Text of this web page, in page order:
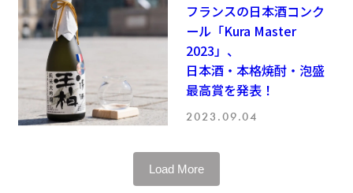
フランスの日本酒コンク
ール「Kura Master
2023」、
日本酒・本格焼酎・泡盛
最高賞を発表！
2023.09.04
Load More